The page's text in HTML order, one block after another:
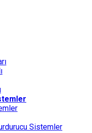
Sistemler